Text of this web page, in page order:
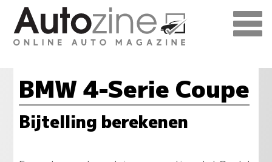
BMW 4-Serie Coupe
Bijtelling berekenen